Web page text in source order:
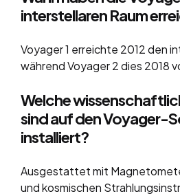
interstellaren Raum
Voyager 1 erreichte 2012 den
während Voyager 2 dies 2018
Welche
sind auf den Voyager-
installiert?
Ausgestattet mit
und kosmischen